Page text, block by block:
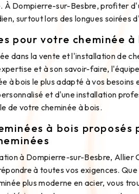
Dompierre-sur-Besbre, profiter
surtout lors des longues soirées
pour votre cheminée à
dans la vente et l'installation de
et à son savoir-faire,
à bois le plus adapté à vos
et d'une installation
de votre cheminée à bois.
à bois proposés
à Dompierre-sur-Besbre, Allier
à toutes vos exigences.
plus moderne en acier, vous